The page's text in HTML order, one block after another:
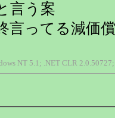
言う案
言ってる減価
NT 5.1; .NET CLR